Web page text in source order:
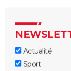
Actualité
Sport